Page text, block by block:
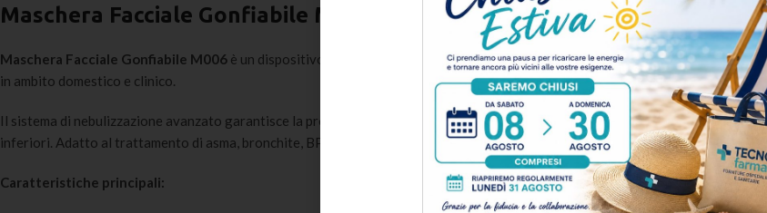
Maschera Facciale Gonfiabile M006
Maschera Facciale Gonfiabile M006 è un dispositivo medico professionale per l’aerosolterapia, progettato per garantire
in ambito domestico e clinico.
Il sistema di nebulizzazione avanzato garantisce la produzione di particelle di aerosol di dimensione ottimale (MMAD 2-5
inferiori. Adatto al trattamento di asma, bronchite, BPCO, allergie respiratorie e infezioni delle vie aeree.
Caratteristiche principali: